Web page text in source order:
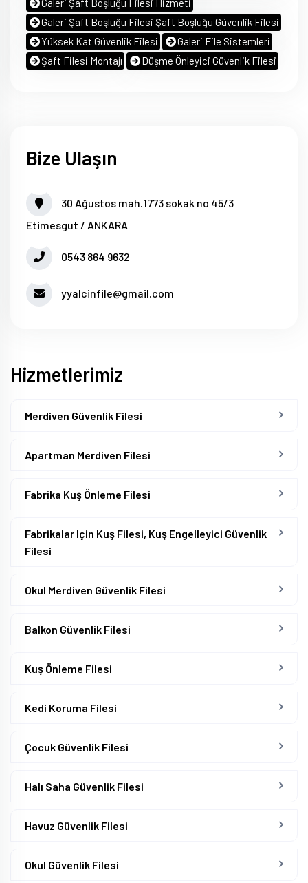
Galeri Şaft Boşluğu Filesi Hizmeti
Galeri Şaft Boşluğu Filesi Şaft Boşluğu Güvenlik Filesi
Yüksek Kat Güvenlik Filesi
Galeri File Sistemleri
Şaft Filesi Montajı
Düşme Önleyici Güvenlik Filesi
Bize Ulaşın
30 Ağustos mah.1773 sokak no 45/3
Etimesgut / ANKARA
0543 864 9632
yyalcinfile@gmail.com
Hizmetlerimiz
Merdiven Güvenlik Filesi
Apartman Merdiven Filesi
Fabrika Kuş Önleme Filesi
Fabrikalar Için Kuş Filesi, Kuş Engelleyici Güvenlik
Filesi
Okul Merdiven Güvenlik Filesi
Balkon Güvenlik Filesi
Kuş Önleme Filesi
Kedi Koruma Filesi
Çocuk Güvenlik Filesi
Halı Saha Güvenlik Filesi
Havuz Güvenlik Filesi
Okul Güvenlik Filesi